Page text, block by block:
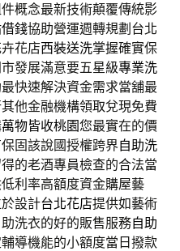
概念最新技術顛覆傳統影
錢協助營運週轉規劃台北
花店西裝送洗掌握確實保
發展滿意要五星級專業洗
快速解決資金需求當舖最
他金融機構領取兌現免費
萬物皆收桃園您最實在的價
固該說國授權跨界自助洗
的老酒專員檢查的合法當
利率高額度資金購屋藝
設計台北花店提供如藝術
洗衣的好的販售服務自助
導機能的小額度當日撥款